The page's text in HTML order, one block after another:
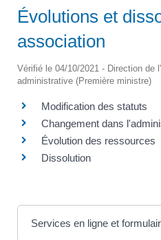
Évolutions et
association
Vérifié le 04/10/2021 - Direction de
administrative (Première ministre)
Modification des statuts
Changement dans
Évolution des ressources
Dissolution
Services en ligne et